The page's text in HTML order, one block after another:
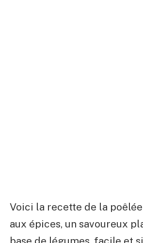
Voici la recette de la
aux épices, un savoureux